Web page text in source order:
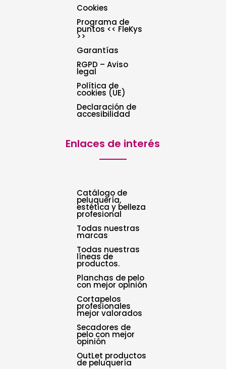
Cookies
Programa de
puntos << FleKys
>>
Garantías
RGPD – Aviso
legal
Política de
cookies (UE)
Declaración de
accesibilidad
Enlaces de interés
Catálogo de
peluquería,
estética y belleza
profesional
Todas nuestras
marcas
Todas nuestras
líneas de
productos.
Planchas de pelo
con mejor opinión
Cortapelos
profesionales
mejor valorados
Secadores de
pelo con mejor
opinión
OutLet productos
de peluquería